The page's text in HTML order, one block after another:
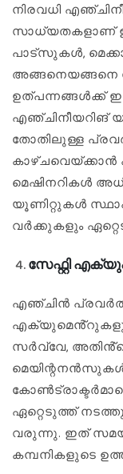
നിരവധി
സാധ്യതകളാണ്
പാട്സുകൾ,
അങ്ങനെയങ്ങനെ
ഉത്പന്നങ്ങൾക്ക്
എഞ്ചിനീയറിങ്
തോതിലുള്ള
കാഴ്ചവെയ്ക്കാൻ
മെഷിനറികൾ
യൂണിറ്റുകൾ
വർക്കുകളും
സേഫ്റ്റി
എഞ്ചിൻ
സർവ്വേ,
മെയിന്റനൻസുകൾ
ഏറ്റെടുത്ത്
വരുന്നു. ഇത്
കമ്പനികളുടെ